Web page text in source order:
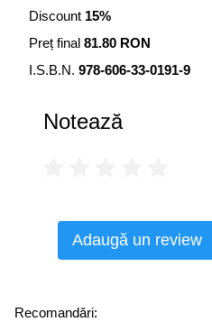
Discount 15%
Preț final 81.80 RON
I.S.B.N. 978-606-33-0191-9
Notează
Adaugă un review
Recomandări: